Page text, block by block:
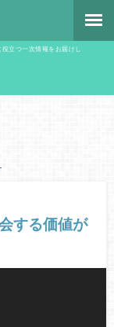
立つ一次情報をお届けし
する価値が